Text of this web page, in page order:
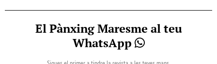
El Pànxing Maresme al teu
WhatsApp